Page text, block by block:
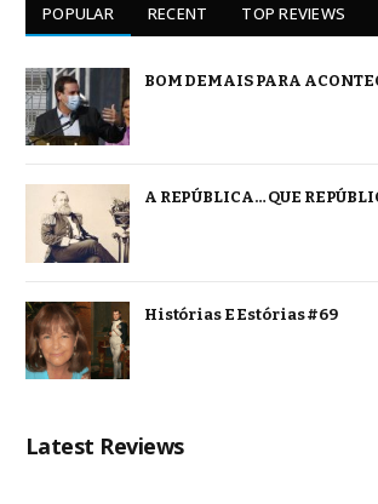
POPULAR RECENT TOP REVIEWS
BOM DEMAIS PARA
A REPÚBLICA… QUE
Histórias E Estórias #69
Latest Reviews